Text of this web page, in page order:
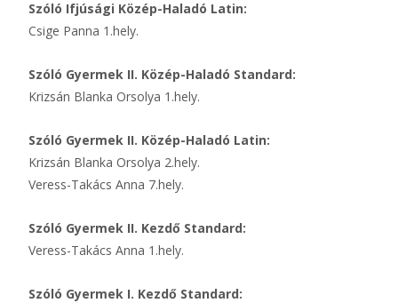
Szóló Ifjúsági Közép-Haladó Latin:
Csige Panna 1.hely.
Szóló Gyermek II. Közép-Haladó Standard:
Krizsán Blanka Orsolya 1.hely.
Szóló Gyermek II. Közép-Haladó Latin:
Krizsán Blanka Orsolya 2.hely.
Veress-Takács Anna 7.hely.
Szóló Gyermek II. Kezdő Standard:
Veress-Takács Anna 1.hely.
Szóló Gyermek I. Kezdő Standard: